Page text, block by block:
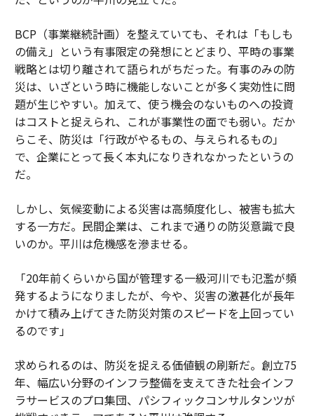
BCP（事業継続計画）を整えていても、それは「もしも
の備え」という有事限定の発想にとどまり、平時の事業
戦略とは切り離されて語られがちだった。有事のみの防
災は、いざという時に機能しないことが多く実効性に問
題が生じやすい。加えて、使う機会のないものへの投資
はコストと捉えられ、これが事業性の面でも弱い。だか
らこそ、防災は「行政がやるもの、与えられるもの」
で、企業にとって長く本丸になりきれなかったというの
だ。
しかし、気候変動による災害は高頻度化し、被害も拡大
する一方だ。民間企業は、これまで通りの防災意識で良
いのか。平川は危機感を滲ませる。
「20年前くらいから国が管理する一級河川でも氾濫が頻
発するようになりましたが、今や、災害の激甚化が長年
かけて積み上げてきた防災対策のスピードを上回ってい
るのです」
求められるのは、防災を捉える価値観の刷新だ。創立75
年、幅広い分野のインフラ整備を支えてきた社会インフ
ラサービスのプロ集団、パシフィックコンサルタンツが